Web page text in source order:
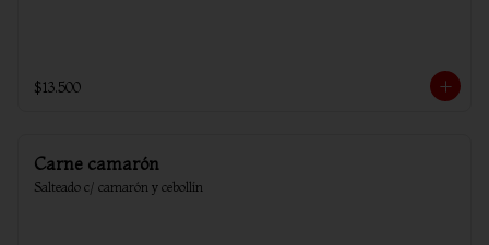
$13.500
Carne camarón
Salteado c/ camarón y cebollín